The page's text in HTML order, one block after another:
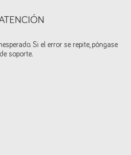
Si el error se repite, póngase
soporte.